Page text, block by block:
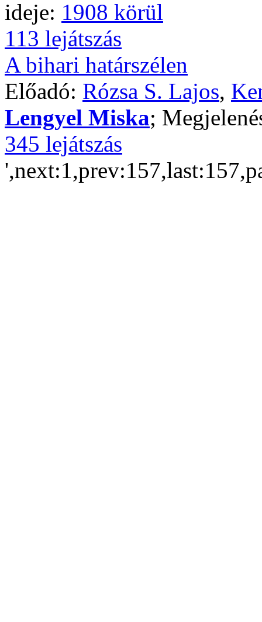
ideje: 1908 körül
113 lejátszás
A bihari határszélen
Előadó: Rózsa S. Lajos,
Lengyel Miska;
345 lejátszás